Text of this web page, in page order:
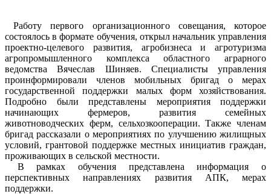
Работу первого организационного совещания, которое
состоялось в формате обучения, открыл начальник управления
проектно-целевого развития, агробизнеса и агротуризма
агропромышленного комплекса областного аграрного
ведомства Вячеслав Шиняев. Специалисты управления
проинформировали членов мобильных бригад о мерах
государственной поддержки малых форм хозяйствования.
Подробно были представлены мероприятия поддержки
начинающих фермеров, развития семейных
животноводческих ферм, сельхозкооперации. Также членам
бригад рассказали о мероприятиях по улучшению жилищных
условий, грантовой поддержке местных инициатив граждан,
проживающих в сельской местности.
В рамках обучения представлена информация о
перспективных направлениях развития АПК, мерах
поддержки.